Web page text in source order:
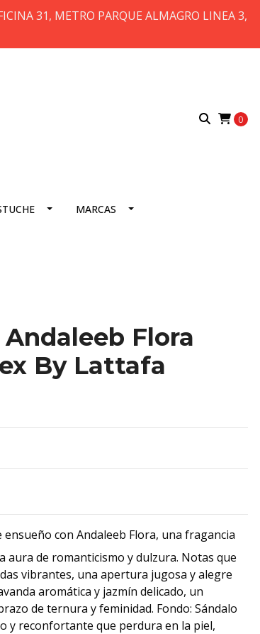
31, METRO PARQUE ALMAGRO LINEA 3,
0
MARCAS
Flora
By Lattafa
con Andaleeb Flora, una fragancia
aura de romanticismo y dulzura. Notas que
vibrantes, una apertura jugosa y alegre
aromática y jazmín delicado, un
de ternura y feminidad. Fondo: Sándalo
y reconfortante que perdura en la piel,